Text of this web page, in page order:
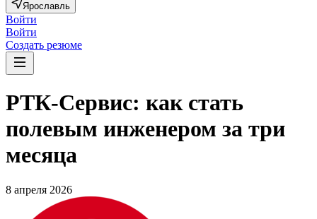
Ярославль
Войти
Войти
Создать резюме
РТК-Сервис: как стать
полевым инженером за три
месяца
8 апреля 2026